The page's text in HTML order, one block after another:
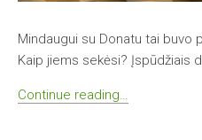
Mindaugui su Donatu tai buvo
Kaip jiems sekėsi? Įspūdžiais
Continue reading…